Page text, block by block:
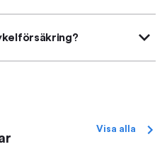
Visa alla